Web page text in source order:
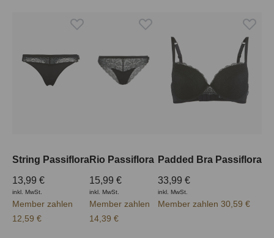
String Passiflora
13,99 €
inkl. MwSt.
Member zahlen
12,59 €
Rio Passiflora
15,99 €
inkl. MwSt.
Member zahlen
14,39 €
Padded Bra Passiflora
33,99 €
inkl. MwSt.
Member zahlen 30,59 €